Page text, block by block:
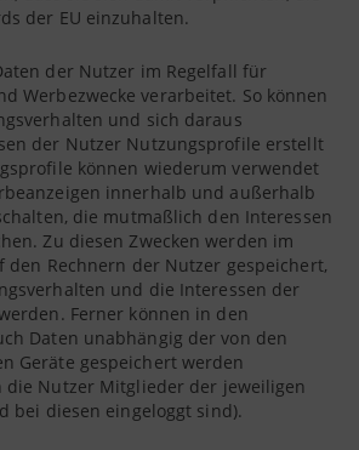
der EU einzuhalten.
der Nutzer im Regelfall für
Werbezwecke verarbeitet. So können
und sich daraus
der Nutzer Nutzungsprofile erstellt
können wiederum verwendet
innerhalb und außerhalb
die mutmaßlich den Interessen
Zu diesen Zwecken werden im
den Rechnern der Nutzer gespeichert,
und die Interessen der
Ferner können in den
Daten unabhängig der von den
Geräte gespeichert werden
die Nutzer Mitglieder der jeweiligen
bei diesen eingeloggt sind).